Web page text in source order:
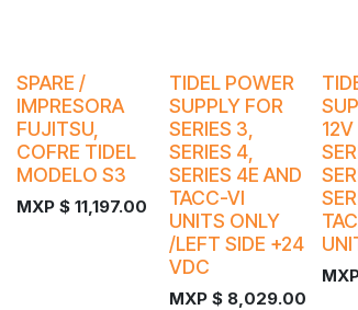
¡Nuevo!
SPARE /
IMPRESORA
FUJITSU,
COFRE TIDEL
MODELO S3
MXP $ 11,197.00
¡Nuevo!
TIDEL POWER
SUPPLY FOR
SERIES 3,
SERIES 4,
SERIES 4E AND
TACC-VI
UNITS ONLY
/LEFT SIDE +24
VDC
MXP $ 8,029.00
12V